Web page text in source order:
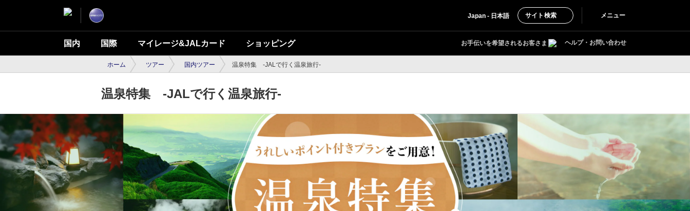
Japan - 日本語 サイト検索 メニュー
国内 国際 マイレージ&JALカード ショッピング お手伝いを希望されるお客さま ヘルプ・お問い合わせ
ホーム ツアー 国内ツアー 温泉特集 -JALで行く温泉旅行-
温泉特集 -JALで行く温泉旅行-